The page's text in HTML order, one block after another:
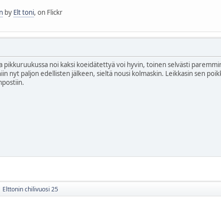
by Elt toni, on Flickr
pikkuruukussa noi kaksi koeidätettyä voi hyvin, toinen selvästi
nyt paljon edellisten jälkeen, sieltä nousi kolmaskin. Leikkasin sen
Elttonin chilivuosi 25